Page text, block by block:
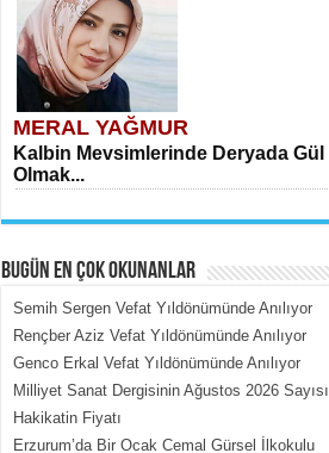
MERAL YAĞMUR
Kalbin Mevsimlerinde Deryada Gül
Olmak...
MEHMET ÇOBAN
İçerdeki Put Dışardaki Maskeler...
BUGÜN EN ÇOK OKUNANLAR
Semih Sergen Vefat Yıldönümünde Anılıyor
Rençber Aziz Vefat Yıldönümünde Anılıyor
Genco Erkal Vefat Yıldönümünde Anılıyor
Milliyet Sanat Dergisinin Ağustos 2026 Sayısı
Hakikatin Fiyatı
Erzurum’da Bir Ocak Cemal Gürsel İlkokulu